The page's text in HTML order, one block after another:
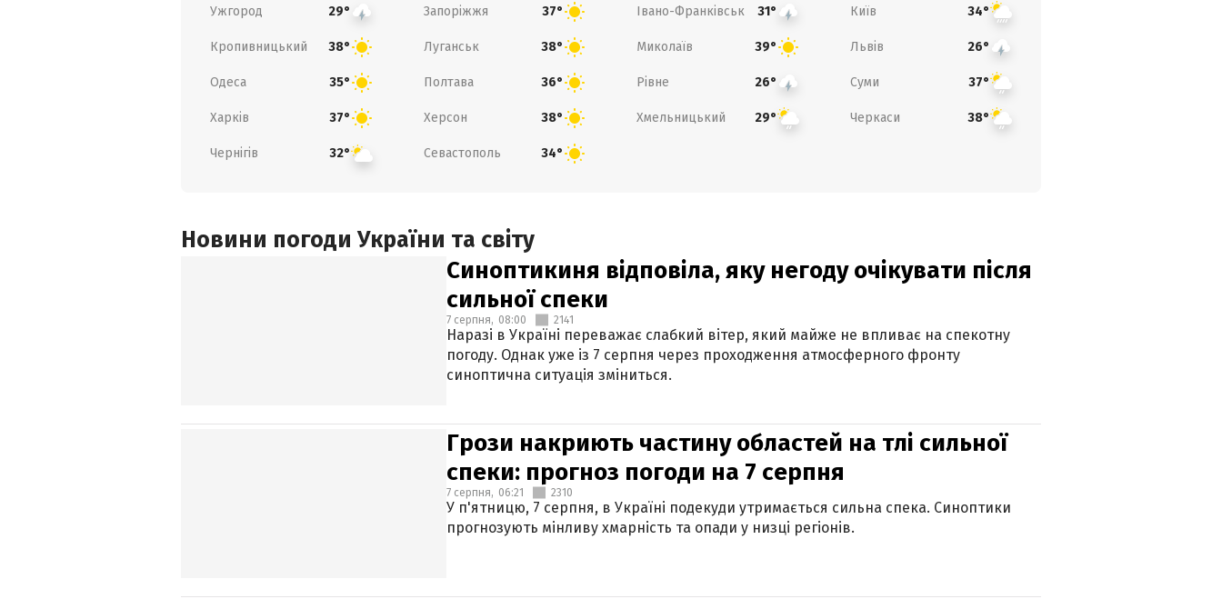
Ужгород 29° Запоріжжя 37° Івано-Франківськ 31° Київ 34°
Кропивницький 38° Луганськ 38° Миколаїв 39° Львів 26°
Одеса 35° Полтава 36° Рівне 26° Суми 37°
Харків 37° Херсон 38° Хмельницький 29° Черкаси 38°
Чернігів 32° Севастополь 34°
Новини погоди України та світу
Синоптикиня відповіла, яку негоду очікувати після
сильної спеки
7 серпня, 08:00 2141
Наразі в Україні переважає слабкий вітер, який майже не впливає на спекотну
погоду. Однак уже із 7 серпня через проходження атмосферного фронту
синоптична ситуація зміниться.
Грози накриють частину областей на тлі сильної
спеки: прогноз погоди на 7 серпня
7 серпня, 06:21 2310
У п'ятницю, 7 серпня, в Україні подекуди утримається сильна спека. Синоптики
прогнозують мінливу хмарність та опади у низці регіонів.